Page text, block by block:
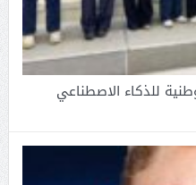
للذكاء الاصطناعي